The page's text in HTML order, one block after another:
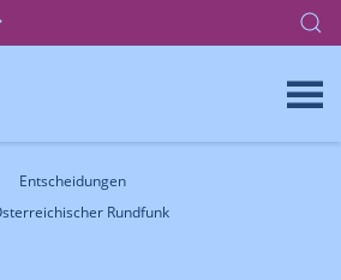
Entscheidungen
Rundfunk